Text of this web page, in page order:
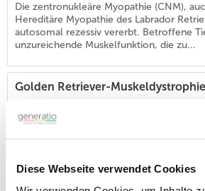
Diese Webseite verwendet Cookies
Die zentronukleäre Myopathie (CNM),
Hereditäre Myopathie des Labrador
autosomal rezessiv vererbt. Betroffene
unzureichende Muskelfunktion, die zu...
Golden Retriever-Muskeldystrophie
53,90 €
Listenpreis - persönliche Preise sind nach Anmeldung
Anwendung: